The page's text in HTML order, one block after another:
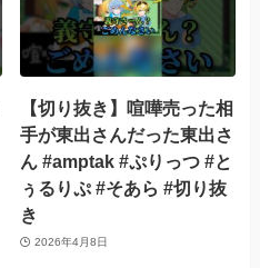
【切り抜き】喧嘩売った相
手が東出さんだった東出さ
ん #amptak #ぷりっつ #と
ぅるりぷ #そあら #切り抜
き
2026年4月8日